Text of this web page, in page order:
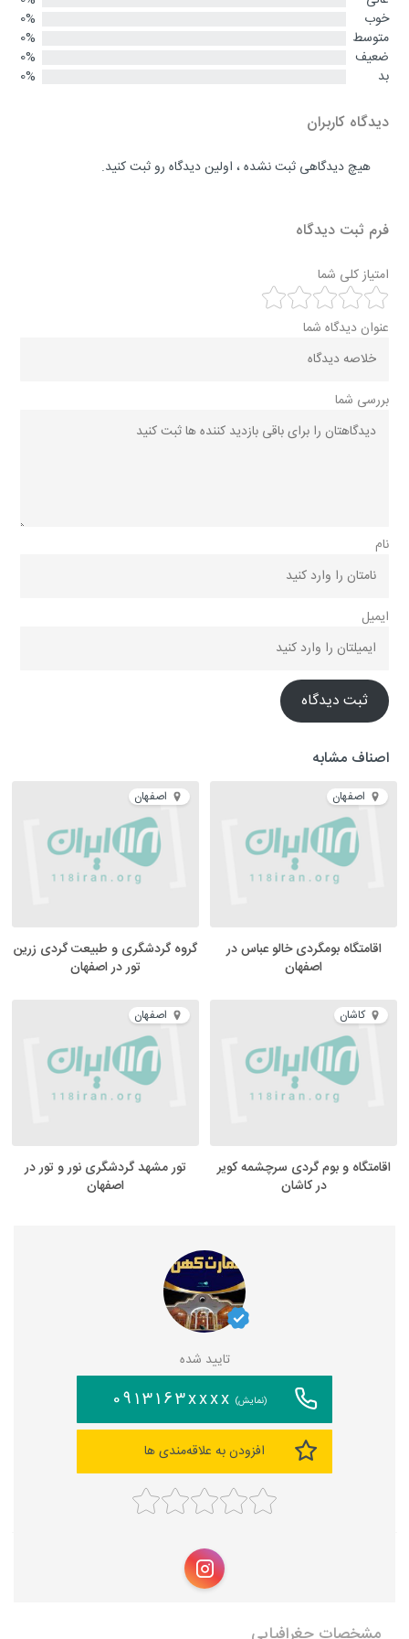
خوب
0%
متوسط
0%
ضعیف
0%
بد
0%
دیدگاه کاربران
هیچ دیدگاهی ثبت نشده ، اولین دیدگاه رو ثبت کنید.
فرم ثبت دیدگاه
امتیاز کلی شما
عنوان دیدگاه شما
بررسی شما
نام
ایمیل
ثبت دیدگاه
اصناف مشابه
اصفهان
اقامتگاه بومگردی خالو عباس در
اصفهان
اصفهان
گروه گردشگری و طبیعت گردی زرین
تور در اصفهان
کاشان
اقامتگاه و بوم گردی سرچشمه کویر
در کاشان
اصفهان
تور مشهد گردشگری نور و تور در
اصفهان
تایید شده
(نمایش) 0913163xxxx
افزودن به علاقه‌مندی ها